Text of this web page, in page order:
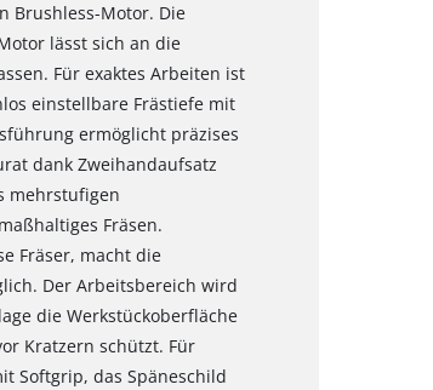
Brushless-Motor. Die
lässt sich an die
Für exaktes Arbeiten ist
einstellbare Frästiefe mit
ermöglicht präzises
dank Zweihandaufsatz
mehrstufigen
Fräsen.
Fräser, macht die
Der Arbeitsbereich wird
die Werkstückoberfläche
Kratzern schützt. Für
Softgrip, das Späneschild